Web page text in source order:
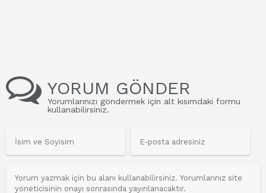
YORUM GÖNDER
Yorumlarınızı göndermek için alt kısımdaki formu
kullanabilirsiniz.